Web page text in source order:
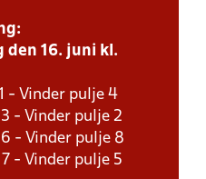
den 16. juni kl.
- Vinder pulje 4
- Vinder pulje 2
- Vinder pulje 8
- Vinder pulje 5